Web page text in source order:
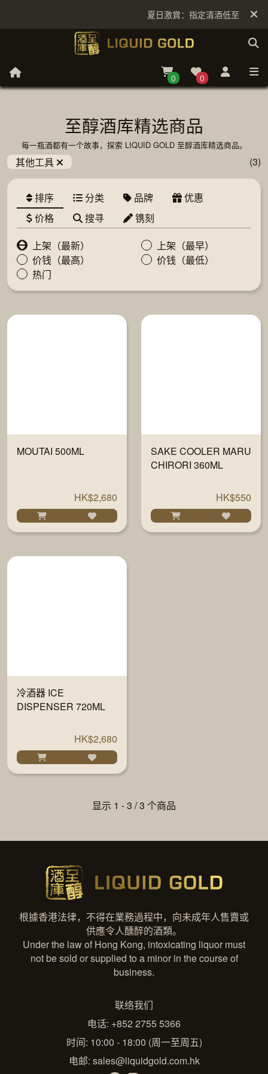
夏日激賞：指定清酒低至6折
0 0
至醇酒库精选商品
每一瓶酒都有一个故事，探索 LIQUID GOLD 至醇酒库精选商品。
其他工具 (3)
排序 分类 品牌
优惠
价格
搜寻
镌刻
上架（最新）
上架（最早）
价钱（最高）
价钱（最低）
热门
MOUTAI 500ML
HK$2,680
SAKE COOLER MARU
CHIRORI 360ML
HK$550
冷酒器 ICE
DISPENSER 720ML
HK$2,680
显示 1 - 3 / 3 个商品
根據香港法律，不得在業務過程中，向未成年人售賣或
供應令人醺醉的酒類。
Under the law of Hong Kong, intoxicating liquor must
not be sold or supplied to a minor in the course of
business.
联络我们
电话: +852 2755 5366
时间: 10:00 - 18:00 (周一至周五)
电邮: sales@liquidgold.com.hk